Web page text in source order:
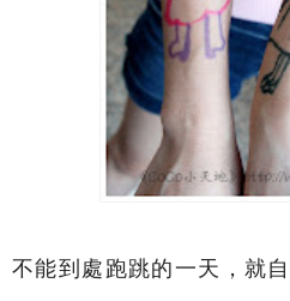
不能到處跑跳的一天，就